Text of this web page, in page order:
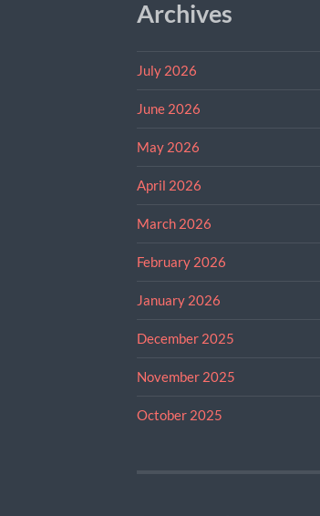
Archives
July 2026
June 2026
May 2026
April 2026
March 2026
February 2026
January 2026
December 2025
November 2025
October 2025